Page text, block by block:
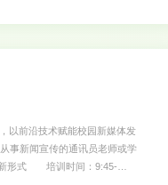
以前沿技术赋能校园新媒体发
事新闻宣传的通讯员老师或学
形式 培训时间：9:45-